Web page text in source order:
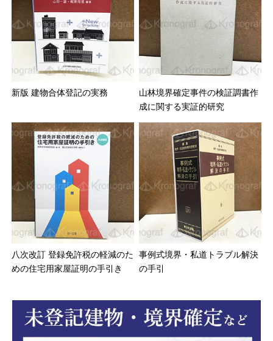
新版 建物合体登記の実務
山林境界確定事件の検証調書作
成に関する実証的研究
八次改訂 登録免許税の軽減のた
めの住宅用家屋証明の手引き
事例式境界・私道トラブル解決
の手引